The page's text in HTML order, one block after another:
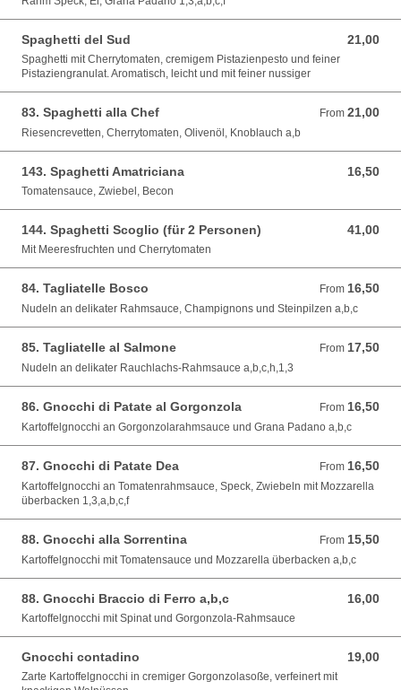
Spaghetti del Sud 21,00
21,00 EUR
Spaghetti mit Cherrytomaten, cremigem Pistazienpesto und feiner
Pistaziengranulat. Aromatisch, leicht und mit feiner nussiger
83. Spaghetti alla Chef From 21,00
From 21,00 EUR
Riesencrevetten, Cherrytomaten, Olivenöl, Knoblauch a,b
143. Spaghetti Amatriciana 16,50
16,50 EUR
Tomatensauce, Zwiebel, Becon
144. Spaghetti Scoglio (für 2 Personen) 41,00
41,00 EUR
Mit Meeresfruchten und Cherrytomaten
84. Tagliatelle Bosco From 16,50
From 16,50 EUR
Nudeln an delikater Rahmsauce, Champignons und Steinpilzen a,b,c
85. Tagliatelle al Salmone From 17,50
From 17,50 EUR
Nudeln an delikater Rauchlachs-Rahmsauce a,b,c,h,1,3
86. Gnocchi di Patate al Gorgonzola From 16,50
From 16,50 EUR
Kartoffelgnocchi an Gorgonzolarahmsauce und Grana Padano a,b,c
87. Gnocchi di Patate Dea From 16,50
From 16,50 EUR
Kartoffelgnocchi an Tomatenrahmsauce, Speck, Zwiebeln mit Mozzarella
überbacken 1,3,a,b,c,f
88. Gnocchi alla Sorrentina From 15,50
From 15,50 EUR
Kartoffelgnocchi mit Tomatensauce und Mozzarella überbacken a,b,c
88. Gnocchi Braccio di Ferro a,b,c 16,00
16,00 EUR
Kartoffelgnocchi mit Spinat und Gorgonzola-Rahmsauce
Gnocchi contadino 19,00
19,00 EUR
Zarte Kartoffelgnocchi in cremiger Gorgonzolasoße, verfeinert mit